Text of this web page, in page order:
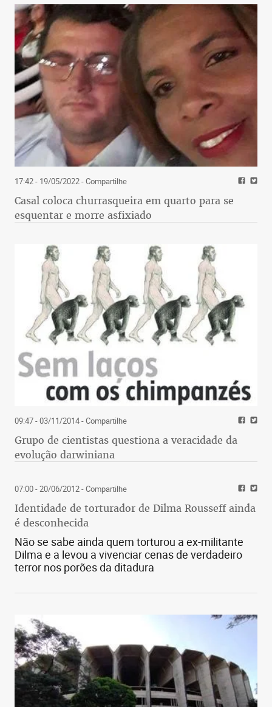
17:42 - 19/05/2022- Compartilhe
Casal coloca churrasqueira em quarto para se
esquentar e morre asfixiado
09:47 - 03/11/2014- Compartilhe
Grupo de cientistas questiona a veracidade da
evolução darwiniana
07:00 - 20/06/2012- Compartilhe
Identidade de torturador de Dilma Rousseff ainda
é desconhecida
Não se sabe ainda quem torturou a ex-militante
Dilma e a levou a vivenciar cenas de verdadeiro
terror nos porões da ditadura